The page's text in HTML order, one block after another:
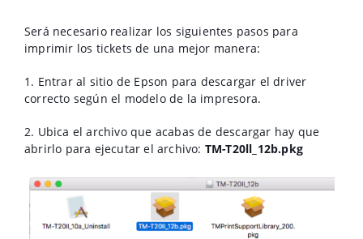
Será necesario realizar los siguientes pasos para
imprimir los tickets de una mejor manera:
1. Entrar al sitio de Epson para descargar el driver
correcto según el modelo de la impresora.
2. Ubica el archivo que acabas de descargar hay que
abrirlo para ejecutar el archivo: TM-T20ll_12b.pkg